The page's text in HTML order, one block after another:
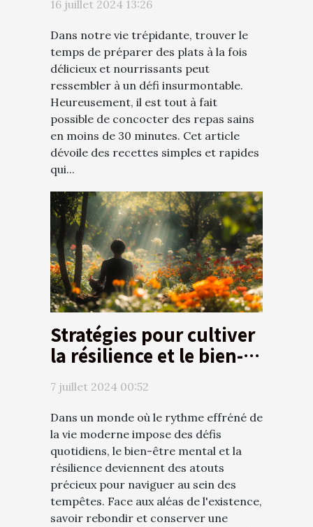
minutes
16 juillet 2024 13:26
Dans notre vie trépidante, trouver le
temps de préparer des plats à la fois
délicieux et nourrissants peut
ressembler à un défi insurmontable.
Heureusement, il est tout à fait
possible de concocter des repas sains
en moins de 30 minutes. Cet article
dévoile des recettes simples et rapides
qui...
Stratégies pour cultiver
la résilience et le bien-
être mental
7 juillet 2024 00:52
Dans un monde où le rythme effréné de
la vie moderne impose des défis
quotidiens, le bien-être mental et la
résilience deviennent des atouts
précieux pour naviguer au sein des
tempêtes. Face aux aléas de l'existence,
savoir rebondir et conserver une